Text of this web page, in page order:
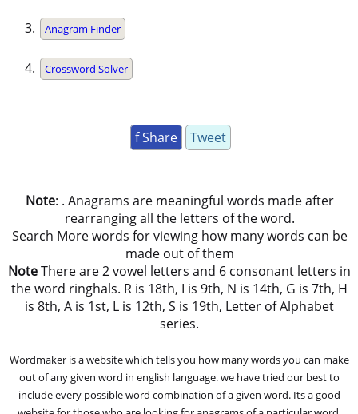
Anagram Finder
Crossword Solver
f Share Tweet
Note: . Anagrams are meaningful words made after
rearranging all the letters of the word.
Search More words for viewing how many words can be
made out of them
NoteThere are 2 vowel letters and 6 consonant letters in
the word ringhals. R is 18th, I is 9th, N is 14th, G is 7th, H
is 8th, A is 1st, L is 12th, S is 19th, Letter of Alphabet
series.
Wordmaker is a website which tells you how many words you can make
out of any given word in english language. we have tried our best to
include every possible word combination of a given word. Its a good